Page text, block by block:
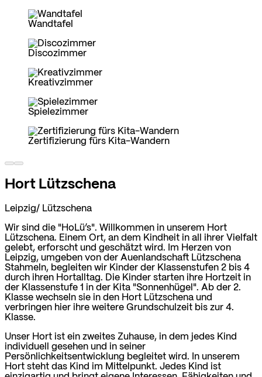
Wandtafel
Discozimmer
Kreativzimmer
Spielezimmer
Zertifizierung fürs Kita-Wandern
Hort Lützschena
Leipzig/ Lützschena
Wir sind die "HoLü’s". Willkommen in unserem Hort
Lützschena. Einem Ort, an dem Kindheit in all ihrer Vielfalt
gelebt, erforscht und geschätzt wird. Im Herzen von
Leipzig, umgeben von der Auenlandschaft Lützschena
Stahmeln, begleiten wir Kinder der Klassenstufen 2 bis 4
durch ihren Hortalltag. Die Kinder starten ihre Hortzeit in
der Klassenstufe 1 in der Kita "Sonnenhügel". Ab der 2.
Klasse wechseln sie in den Hort Lützschena und
verbringen hier ihre weitere Grundschulzeit bis zur 4.
Klasse.
Unser Hort ist ein zweites Zuhause, in dem jedes Kind
individuell gesehen und in seiner
Persönlichkeitsentwicklung begleitet wird. In unserem
Hort steht das Kind im Mittelpunkt. Jedes Kind ist